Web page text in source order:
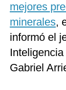
mejores
minerales,
informó el
Gabriel